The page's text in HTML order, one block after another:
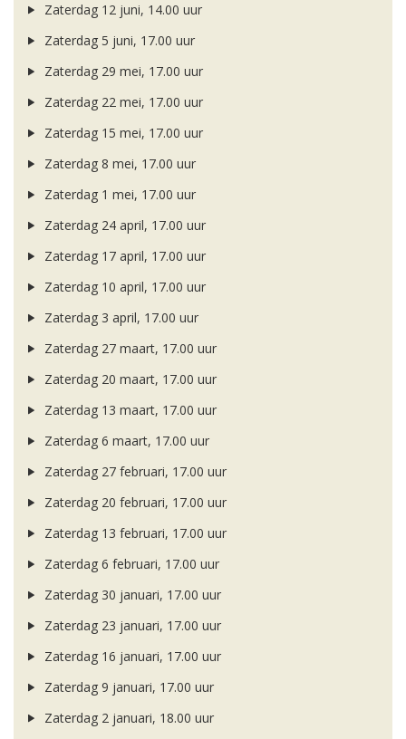
Zaterdag 12 juni, 14.00 uur
Zaterdag 5 juni, 17.00 uur
Zaterdag 29 mei, 17.00 uur
Zaterdag 22 mei, 17.00 uur
Zaterdag 15 mei, 17.00 uur
Zaterdag 8 mei, 17.00 uur
Zaterdag 1 mei, 17.00 uur
Zaterdag 24 april, 17.00 uur
Zaterdag 17 april, 17.00 uur
Zaterdag 10 april, 17.00 uur
Zaterdag 3 april, 17.00 uur
Zaterdag 27 maart, 17.00 uur
Zaterdag 20 maart, 17.00 uur
Zaterdag 13 maart, 17.00 uur
Zaterdag 6 maart, 17.00 uur
Zaterdag 27 februari, 17.00 uur
Zaterdag 20 februari, 17.00 uur
Zaterdag 13 februari, 17.00 uur
Zaterdag 6 februari, 17.00 uur
Zaterdag 30 januari, 17.00 uur
Zaterdag 23 januari, 17.00 uur
Zaterdag 16 januari, 17.00 uur
Zaterdag 9 januari, 17.00 uur
Zaterdag 2 januari, 18.00 uur